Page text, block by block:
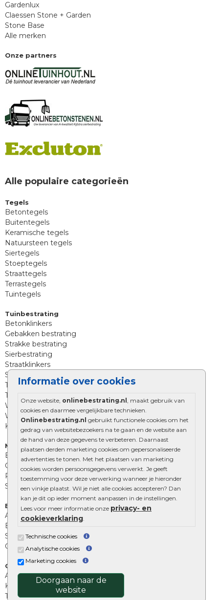
Informatie over cookies
Onze website, onlinebestrating.nl , maakt gebruik van
cookies en daarmee vergelijkbare technieken.
Onlinebestrating.nl gebruikt functionele cookies om het
gedrag van websitebezoekers na te gaan en de website aan
de hand van deze gegevens te verbeteren. Daarnaast
plaatsen derden marketing cookies om gepersonaliseerde
advertenties te tonen. Met het plaatsen van marketing
cookies worden persoonsgegevens verwerkt. Je geeft
toestemming voor deze verwerking wanneer je hieronder
een vinkje plaatst. Wil je niet alle cookies accepteren? Dan
kan je dit op ieder moment aanpassen in de instellingen.
Lees voor meer informatie onze privacy- en
cookieverklaring.
Technische cookies
Analytische cookies
Marketing cookies
Doorgaan naar de
website
Gardenlux
Claessen Stone + Garden
Stone Base
Alle merken
Onze partners
Alle populaire categorieën
Tegels
Betontegels
Buitentegels
Keramische tegels
Natuursteen tegels
Siertegels
Stoeptegels
Straattegels
Terrastegels
Tuintegels
Tuinbestrating
Betonklinkers
Gebakken bestrating
Strakke bestrating
Sierbestrating
Straatklinkers
Straatstenen
Trommelstenen
Tuinstenen
Waalformaat
Wildverband bestrating
Kingstones
Muurelementen
Betonbielzen
Opsluitbanden
Palissades
Stapelblokken
Extra benodigdheden
Afwatering en diversen
Beplantings en betonelementen
Split, grind en zand
Oprit tegels
Overig
Aanbiedingen
Kunstgras
Tuintegels outlet